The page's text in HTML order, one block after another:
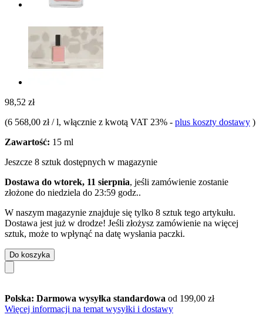
98,52 zł
(6 568,00 zł / l, włącznie z kwotą VAT 23% - plus koszty dostawy )
Zawartość: 15 ml
Jeszcze 8 sztuk dostępnych w magazynie
Dostawa do wtorek, 11 sierpnia, jeśli zamówienie zostanie
złożone do niedziela do 23:59 godz..
W naszym magazynie znajduje się tylko 8 sztuk tego artykułu.
Dostawa jest już w drodze! Jeśli złożysz zamówienie na więcej
sztuk, może to wpłynąć na datę wysłania paczki.
Do koszyka
Polska: Darmowa wysyłka standardowa od 199,00 zł
Więcej informacji na temat wysyłki i dostawy